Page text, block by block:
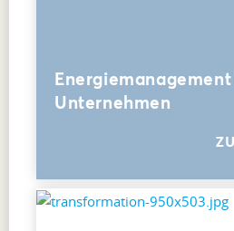
Unternehmen